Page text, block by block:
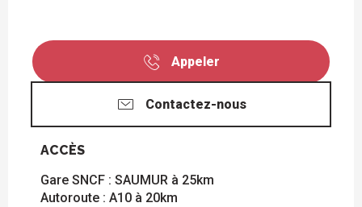
Appeler
Contactez-nous
ACCÈS
ACCÈS
Gare SNCF : SAUMUR à 25km
Autoroute : A10 à 20km